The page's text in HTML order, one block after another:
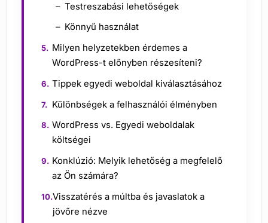
Testreszabási lehetőségek
Könnyű használat
Milyen helyzetekben érdemes a
WordPress-t előnyben részesíteni?
Tippek egyedi weboldal kiválasztásához
Különbségek a felhasználói élményben
WordPress vs. Egyedi weboldalak
költségei
Konklúzió: Melyik lehetőség a megfelelő
az Ön számára?
Visszatérés a múltba és javaslatok a
jövőre nézve